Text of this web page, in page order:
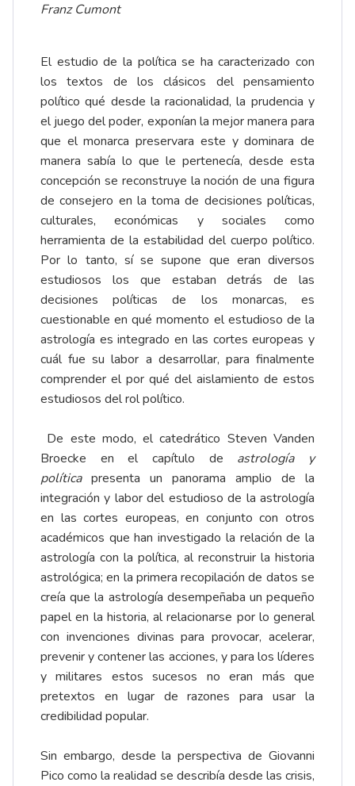
Franz Cumont
El estudio de la política se ha caracterizado con
los textos de los clásicos del pensamiento
político qué desde la racionalidad, la prudencia y
el juego del poder, exponían la mejor manera para
que el monarca preservara este y dominara de
manera sabía lo que le pertenecía, desde esta
concepción se reconstruye la noción de una figura
de consejero en la toma de decisiones políticas,
culturales, económicas y sociales como
herramienta de la estabilidad del cuerpo político.
Por lo tanto, sí se supone que eran diversos
estudiosos los que estaban detrás de las
decisiones políticas de los monarcas, es
cuestionable en qué momento el estudioso de la
astrología es integrado en las cortes europeas y
cuál fue su labor a desarrollar, para finalmente
comprender el por qué del aislamiento de estos
estudiosos del rol político.
De este modo, el catedrático Steven Vanden
Broecke en el capítulo de astrología y
políticapresenta un panorama amplio de la
integración y labor del estudioso de la astrología
en las cortes europeas, en conjunto con otros
académicos que han investigado la relación de la
astrología con la política, al reconstruir la historia
astrológica; en la primera recopilación de datos se
creía que la astrología desempeñaba un pequeño
papel en la historia, al relacionarse por lo general
con invenciones divinas para provocar, acelerar,
prevenir y contener las acciones, y para los líderes
y militares estos sucesos no eran más que
pretextos en lugar de razones para usar la
credibilidad popular.
Sin embargo, desde la perspectiva de Giovanni
Pico como la realidad se describía desde las crisis,